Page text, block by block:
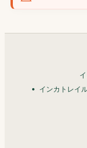
インカトレイ